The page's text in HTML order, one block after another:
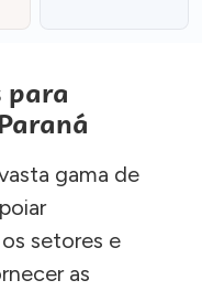
para
gama de
setores e
as